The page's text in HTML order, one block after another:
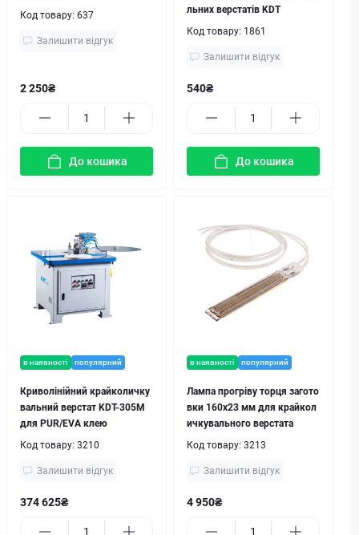
Код товару: 637
Залишити відгук
2 250₴
До кошика
льних верстатів KDT
Код товару: 1861
Залишити відгук
540₴
До кошика
в наявності популярний
Криволінійний крайколичку
вальний верстат KDT-305M
для PUR/EVA клею
Код товару: 3210
Залишити відгук
374 625₴
в наявності популярний
Лампа прогріву торця загото
вки 160x23 мм для крайкол
ичкувального верстата
Код товару: 3213
Залишити відгук
4 950₴